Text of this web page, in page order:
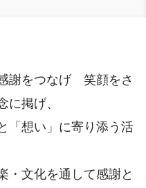
謝をつなげ 笑顔をさ
掲げ、
「想い」に寄り添う活
・文化を通して感謝と